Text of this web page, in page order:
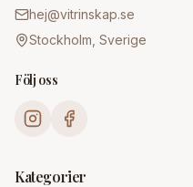
hej@vitrinskap.se
Stockholm, Sverige
Följ oss
Kategorier